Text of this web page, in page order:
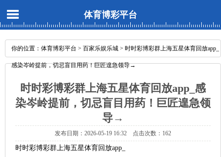
体育博彩平台
你的位置： 体育博彩平台 > 百家乐娱乐城 > 时时彩博彩群上海五星体育回放app_
感染岑岭提前，切忌盲目用药！巨匠遑急领导→
时时彩博彩群上海五星体育回放app_感
染岑岭提前，切忌盲目用药！巨匠遑急领
导→
发布日期：2026-05-19 16:32 点击次数：162
时时彩博彩群上海五星体育回放app_